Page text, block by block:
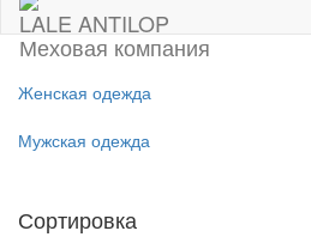
LALE ANTILOP
Меховая компания
Женская одежда
Мужская одежда
Сортировка